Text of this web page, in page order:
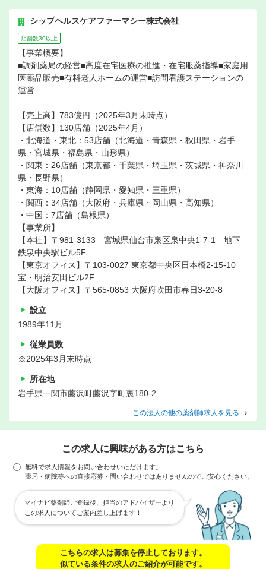
シップヘルスケアファーマシー株式会社
店舗数30以上
【事業概要】
■調剤薬局の経営■高度在宅医療の推進・在宅服薬指導■家庭用
医薬品販売■有料老人ホームの運営■訪問看護ステーションの
運営
【売上高】783億円（2025年3月末時点）
【店舗数】130店舗（2025年4月）
・北海道・東北：53店舗（北海道・青森県・秋田県・岩手
県・宮城県・福島県・山形県）
・関東：26店舗（東京都・千葉県・埼玉県・茨城県・神奈川
県・長野県）
・東海：10店舗（静岡県・愛知県・三重県）
・関西：34店舗（大阪府・兵庫県・岡山県・高知県）
・中国：7店舗（島根県）
【事業所】
【本社】〒981-3133 宮城県仙台市泉区泉中央1-7-1 地下
鉄泉中央駅ビル5F
【東京オフィス】〒103-0027 東京都中央区日本橋2-15-10
宝・明治安田ビル2F
【大阪オフィス】〒565-0853 大阪府吹田市春日3-20-8
設立
1989年11月
従業員数
※2025年3月末時点
所在地
岩手県一関市藤沢町藤沢字町裏180-2
この法人の他の薬剤師求人を見る
この求人に興味がある方はこちら
無料で求人情報をお問い合わせいただけます。
薬局・病院等への直接応募・問い合わせではありませんのでご安心ください。
マイナビ薬剤師ご登録後、担当のアドバイザーより
この求人についてご案内差し上げます！
こちらの求人は募集を停止しております。
似ている条件の求人のご紹介が可能です。